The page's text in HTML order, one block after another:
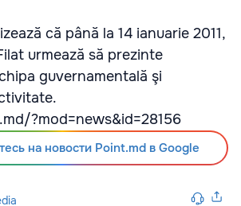
că până la 14 ianuarie 2011,
urmează să prezinte
guvernamentală şi
?mod=news&id=28156
на новости Point.md в Google